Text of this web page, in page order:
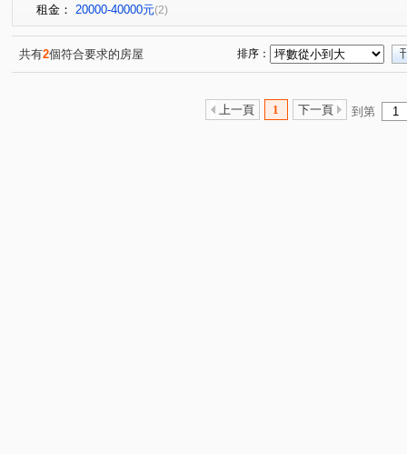
租金： 20000-40000元(2)
共有2個符合要求的房屋 排序：
上一頁 1 下一頁 到第